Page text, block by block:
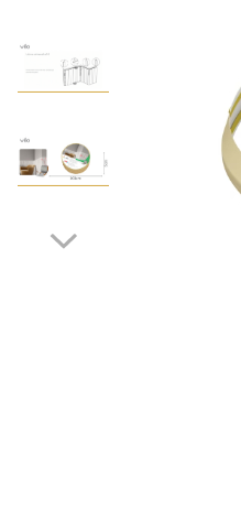
Plinte PVC
Plinte MDF Premium
Terminatii Plinta
Colt Exterior Plinta
Imbinare Plinta